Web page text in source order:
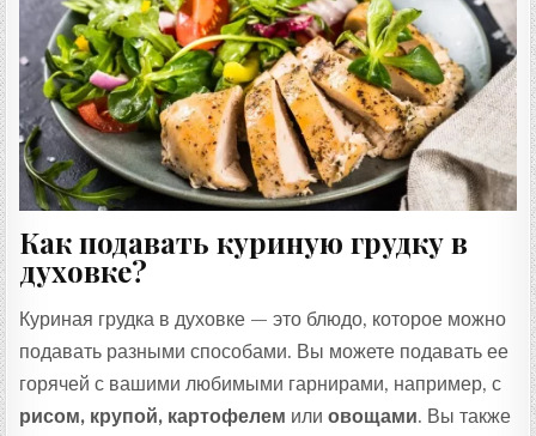
Как подавать куриную грудку в
духовке?
Куриная грудка в духовке — это блюдо, которое можно
подавать разными способами. Вы можете подавать ее
горячей с вашими любимыми гарнирами, например, с
рисом, крупой, картофелем илиовощами. Вы также